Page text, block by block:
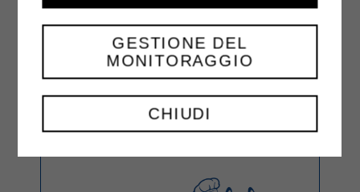
CHIUDI
GESTIONE DEL
MONITORAGGIO